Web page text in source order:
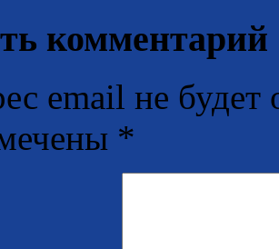
комментарий
email не будет
*